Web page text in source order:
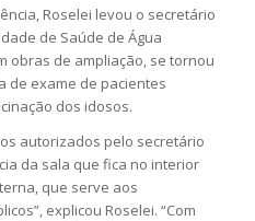
Roselei levou o secretário
de Saúde de Água
obras de ampliação, se tornou
de exame de pacientes
dos idosos.
autorizados pelo secretário
da sala que fica no interior
que serve aos
explicou Roselei. “Com